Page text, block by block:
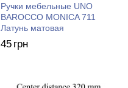
Ручки мебельные UNO
BAROCCO MONICA 711
Латунь матовая
45 грн